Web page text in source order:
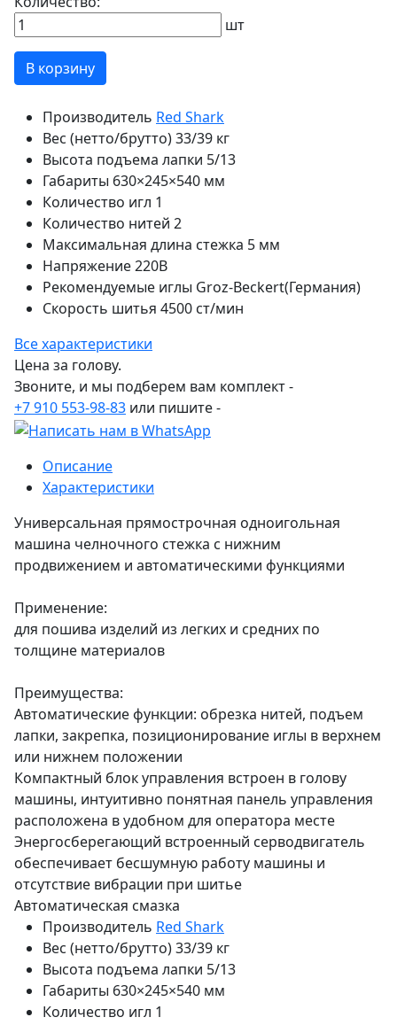
шт
В корзину
Производитель Red Shark
Вес (нетто/брутто)33/39 кг
Высота подъема лапки 5/13
Габариты 630×245×540 мм
Количество игл 1
Количество нитей 2
Максимальная длина стежка 5 мм
Напряжение220В
Рекомендуемые иглы Groz-Beckert(Германия)
Скорость шитья 4500 ст/мин
Все характеристики
Цена за голову.
Звоните, и мы подберем вам комплект -
+7 910 553-98-83 или пишите -
Описание
Характеристики
Универсальная прямострочная одноигольная
машина челночного стежка с нижним
продвижением и автоматическими функциями
Применение:
для пошива изделий из легких и средних по
толщине материалов
Преимущества:
Автоматические функции: обрезка нитей, подъем
лапки, закрепка, позиционирование иглы в верхнем
или нижнем положении
Компактный блок управления встроен в голову
машины, интуитивно понятная панель управления
расположена в удобном для оператора месте
Энергосберегающий встроенный серводвигатель
обеспечивает бесшумную работу машины и
отсутствие вибрации при шитье
Автоматическая смазка
Производитель Red Shark
Вес (нетто/брутто)33/39 кг
Высота подъема лапки 5/13
Габариты 630×245×540 мм
Количество игл 1